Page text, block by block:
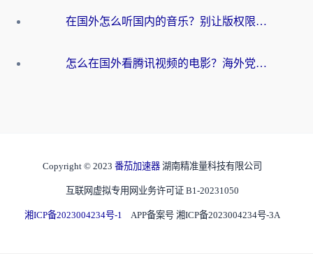
在国外怎么听国内的音乐？别让版权限制断了你的华语歌单
怎么在国外看腾讯视频的电影？海外党亲测有效的回国加速指南
Copyright © 2023 番茄加速器 湖南精准量科技有限公司
互联网虚拟专用网业务许可证 B1-20231050
湘ICP备2023004234号-1 APP备案号 湘ICP备2023004234号-3A